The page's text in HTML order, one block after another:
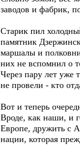
заводов и фабрик,
Старик пил
памятник
маршалы и
них не вспомнил о
Через пару лет уже
не провели - кто
Вот и теперь
Вроде, как наши, и
Европе, дружить с
нации, которая